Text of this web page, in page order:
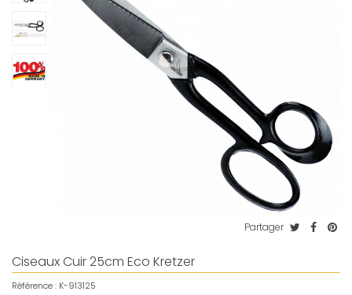
Partager
Ciseaux Cuir 25cm Eco Kretzer
Référence : K-913125